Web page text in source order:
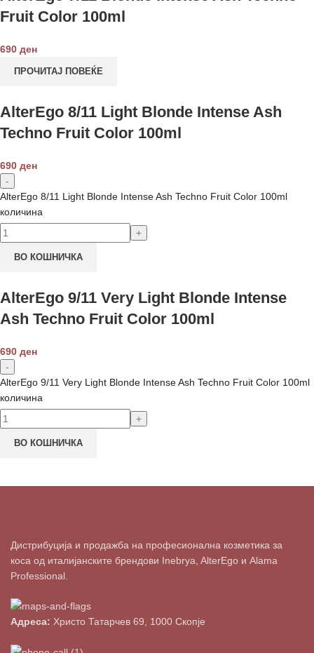
Fruit Color 100ml
690 ден
ПРОЧИТАЈ ПОВЕЌЕ
AlterEgo 8/11 Light Blonde Intense Ash
Techno Fruit Color 100ml
690 ден
AlterEgo 8/11 Light Blonde Intense Ash Techno Fruit Color 100ml
количина
ВО КОШНИЧКА
AlterEgo 9/11 Very Light Blonde Intense
Ash Techno Fruit Color 100ml
690 ден
AlterEgo 9/11 Very Light Blonde Intense Ash Techno Fruit Color 100ml
количина
ВО КОШНИЧКА
Дистрибуција и продажба на професионална козметика за
коса од италијанските брендови Inebrya, AlterEgo и Alama
Professional.
Адреса: Христо Татарчев 69, 1000 Скопје